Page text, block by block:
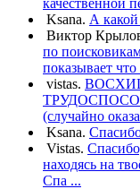
Ksana. А какой
Виктор
по
показывает что
vistas.
(случайно
Ksana.
Vistas.
находясь на
Спа ...